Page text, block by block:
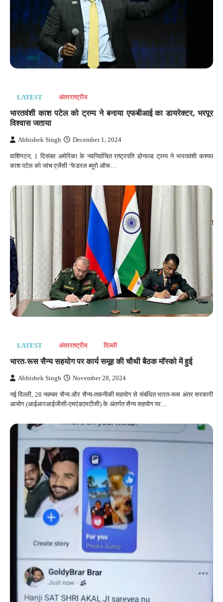
LATEST अंतरराष्‍ट्रीय
भारतवंशी काश पटेल को ट्रम्प ने बनाया एफबीआई का डायरेक्टर, भरपूर
विश्वास जताया
Abhishek Singh December 1, 2024
वाशिंगटन, 1 दिसंबर अमेरिका के नवनिर्वाचित राष्ट्रपति डोनाल्ड ट्रम्प ने भारतवंशी कश्यप
काश पटेल को जांच एजेंसी ‘फेडरल ब्यूरो ऑफ…
LATEST अंतरराष्‍ट्रीय दिल्‍ली
भारत-रूस सैन्य सहयोग पर कार्य समूह की चौथी बैठक मॉस्को में हुई
Abhishek Singh November 28, 2024
नई दिल्ली, 28 नवम्बर सैन्य और सैन्य-तकनीकी सहयोग से संबंधित भारत-रूस अंतर सरकारी
आयोग (आईआरआईजीसी-एमएंडएमटीसी) के अंतर्गत सैन्य सहयोग पर…